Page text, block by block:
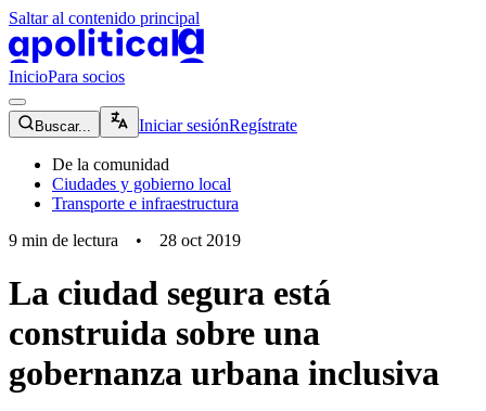
Saltar al contenido principal
apolitical-logo-default
InicioPara socios
magnifying-glass-icon
Buscar... Iniciar sesiónRegístrate
De la comunidad
Ciudades y gobierno local
Transporte e infraestructura
9 min de lectura • 28 oct 2019
La ciudad segura está
construida sobre una
gobernanza urbana inclusiva